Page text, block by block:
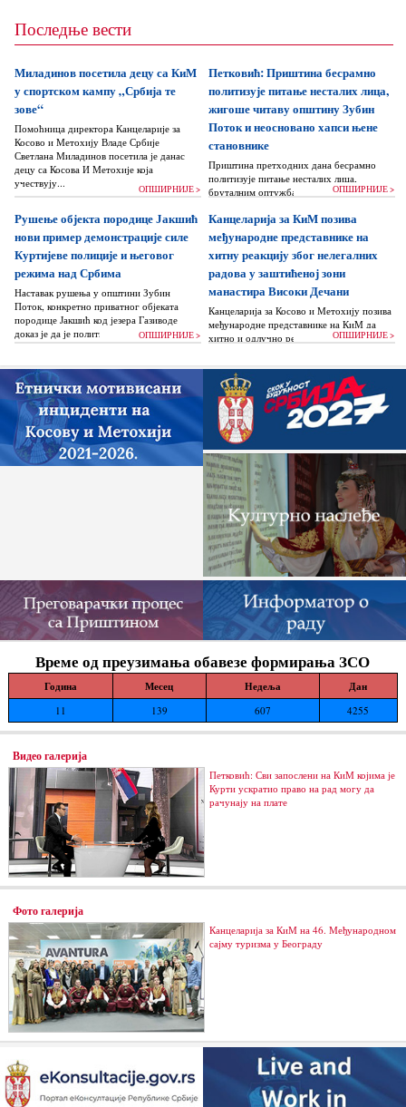
Последње вести
Миладинов посетила децу са КиМ
у спортском кампу „Србија те
зове“
Помоћница директора Канцеларије за
Косово и Метохију Владе Србије
Светлана Миладинов посетила је данас
децу са Косова И Метохије која
учествују...
ОПШИРНИЈЕ >
Петковић: Приштина бесрамно
политизује питање несталих лица,
жигоше читаву општину Зубин
Поток и неосновано хапси њене
становнике
Приштина претходних дана бесрамно
политизује питање несталих лица,
бруталним оптужбама на рачун Београда
жигоше...
ОПШИРНИЈЕ >
Рушење објекта породице Јакшић
нови пример демонстрације силе
Куртијеве полиције и његовог
режима над Србима
Наставак рушења у општини Зубин
Поток, конкретно приватног објеката
породице Јакшић код језера Газиводе
доказ је да је политика Аљбина Куртија...
ОПШИРНИЈЕ >
Канцеларија за КиМ позива
међународне представнике на
хитну реакцију због нелегалних
радова у заштићеној зони
манастира Високи Дечани
Канцеларија за Косово и Метохију позива
међународне представнике на КиМ да
хитно и одлучно реагују и да без
нелегалних грађевинских...
ОПШИРНИЈЕ >
Време од преузимања обавезе формирања ЗСО
Година Месец Недеља Дан
11 139 607 4255
Видео галерија
Петковић: Сви запослени на КиМ којима је
Курти ускратио право на рад могу да
рачунају на плате
Фото галерија
Канцеларија за КиМ на 46. Међународном
сајму туризма у Београду